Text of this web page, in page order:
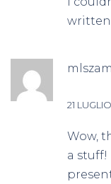
detto:
21
Wow,
a stuff!